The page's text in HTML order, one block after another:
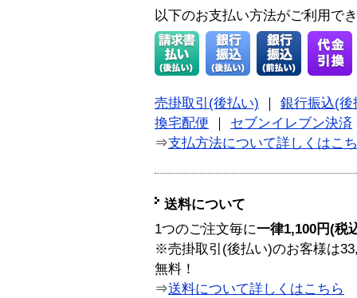
以下のお支払い方法がご利用で
売掛取引(後払い)
銀行振込(後
換宅配便
セブンイレブン決済
⇒支払方法について詳しくはこ
送料について
1つのご注文毎に一律1,100円(税
※売掛取引(後払い)のお客様は
無料！
⇒送料について詳しくはこちら